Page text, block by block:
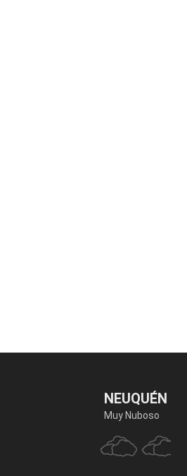
NEUQUÉN
Muy Nuboso